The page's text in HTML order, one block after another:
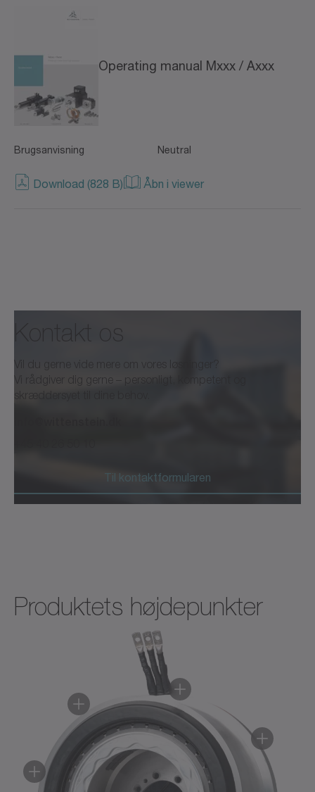
Operating manual Mxxx / Axxx
Brugsanvisning Neutral
Download (828 B) Åbn i viewer
Vi rådgiver dig gerne – personligt, kompetent og
Til kontaktformularen
Produktets højdepunkter